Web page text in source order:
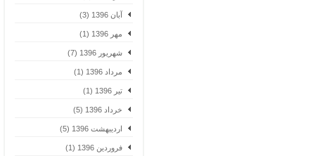
آبان 1396 (3)
مهر 1396 (1)
شهریور 1396 (7)
مرداد 1396 (1)
تیر 1396 (1)
خرداد 1396 (5)
اردیبهشت 1396 (5)
فروردین 1396 (1)